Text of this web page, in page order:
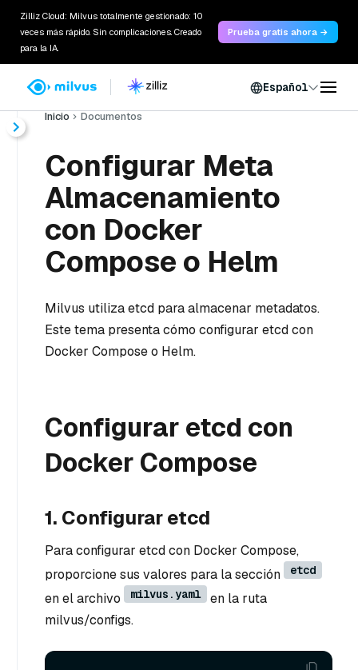
Zilliz Cloud: Milvus totalmente gestionado: 10
veces más rápido. Sin complicaciones. Creado
para la IA.
Prueba gratis ahora →
Español
Inicio Documentos
Configurar Meta
Almacenamiento
con Docker
Compose o Helm
Milvus utiliza etcd para almacenar metadatos.
Este tema presenta cómo configurar etcd con
Docker Compose o Helm.
Configurar etcd con
Docker Compose
1. Configurar etcd
Para configurar etcd con Docker Compose,
proporcione sus valores para la sección
etcd
en el archivo milvus.yaml
en la ruta
milvus/configs.